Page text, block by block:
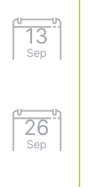
13
Sep
26
Sep